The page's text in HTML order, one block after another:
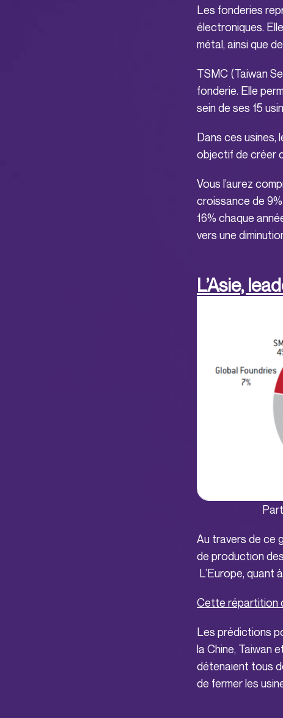
Les fonderies
électroniques.
métal, ainsi que
TSMC (Taiwan
fonderie. Elle
sein de ses 15
Dans ces usines,
objectif de créer
Vous l’aurez
croissance de
16% chaque
vers une
L’Asie,
Au travers de ce
de production
L’Europe, quant
Cette répartition
Les prédictions
la Chine, Taiwan
détenaient tous
de fermer les